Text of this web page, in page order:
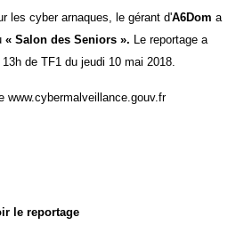
les cyber arnaques, le gérant d'A6Dom a
« Salon des Seniors ». Le reportage a
de TF1 du jeudi 10 mai 2018.
www.cybermalveillance.gouv.fr
le reportage